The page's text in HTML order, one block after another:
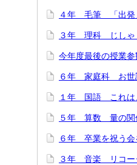
４年 毛筆 「出発
３年 理科 じしゃ
今年度最後の授業
６年 家庭科 お世
１年 国語 これは
５年 算数 量の関
６年 卒業を祝う会
３年 音楽 リコー